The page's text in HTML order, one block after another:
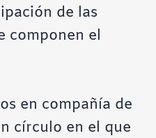
de las
componen el
en compañía de
círculo en el que